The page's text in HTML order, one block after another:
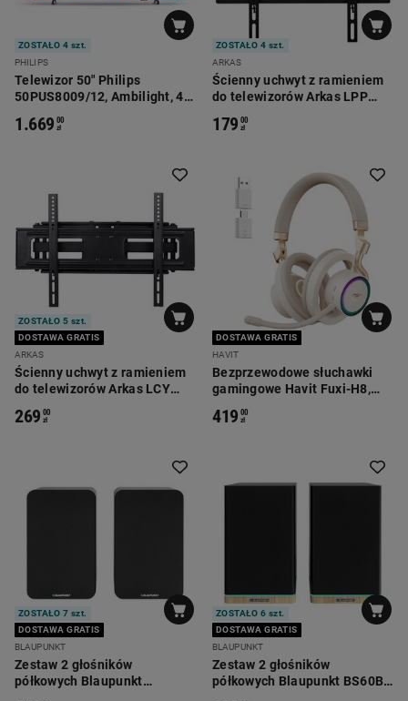
ZOSTAŁO 4 szt.
PHILIPS
Telewizor 50" Philips
50PUS8009/12, Ambilight, 4K
1.669 00
zł
ZOSTAŁO 4 szt.
ARKAS
Ścienny uchwyt z ramieniem
do telewizorów Arkas LPP
179 00
zł
ZOSTAŁO 5 szt.
DOSTAWA GRATIS
ARKAS
Ścienny uchwyt z ramieniem
do telewizorów Arkas LCY
269 00
zł
DOSTAWA GRATIS
HAVIT
Bezprzewodowe słuchawki
gamingowe Havit Fuxi-H8,
419 00
zł
ZOSTAŁO 7 szt.
DOSTAWA GRATIS
BLAUPUNKT
Zestaw 2 głośników
półkowych Blaupunkt
ZOSTAŁO 6 szt.
DOSTAWA GRATIS
BLAUPUNKT
Zestaw 2 głośników
półkowych Blaupunkt BS60BK